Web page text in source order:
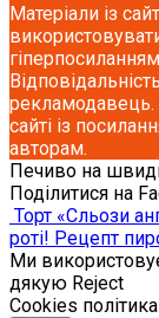
Матеріали із
рекламодавець.
сайті із
авторам.
Печиво на
Поділитися на
Торт «Сльози
роті! Рецепт
Ми
дякую Reject
Cookies